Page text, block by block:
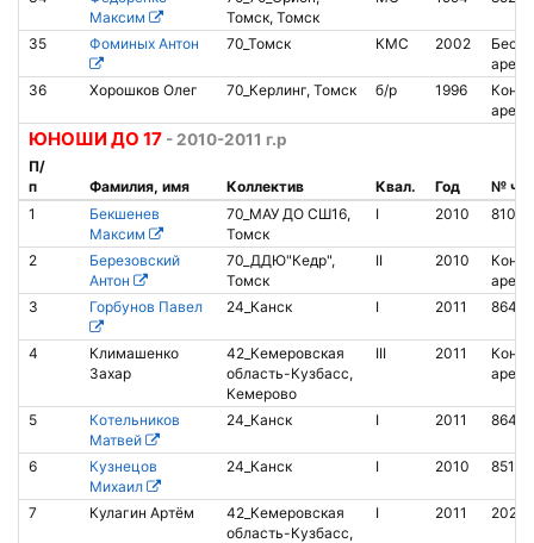
Максим
Томск, Томск
35 Фоминых Антон 70_Томск КМС 2002
36
Хорошков Олег 70_Керлинг, Томск б/р 1996
ЮНОШИ ДО 17 - 2010-2011 г.р
П/
п
Фамилия, имя Коллектив Квал. Год
№
1
Бекшенев
Максим
70_МАУ ДО СШ16,
Томск
I 2010
2
Березовский
Антон
70_ДДЮ"Кедр",
Томск
II 2010
3
Горбунов Павел 24_Канск I 2011
4
Климашенко
Захар
42_Кемеровская
область-Кузбасс,
Кемерово
III 2011
5
Котельников
Матвей
24_Канск I 2011
6
Кузнецов
Михаил
24_Канск I 2010
7 Кулагин Артём
42_Кемеровская
область-Кузбасс,
I 2011